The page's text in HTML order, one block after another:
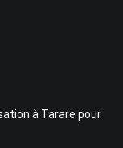
à Tarare pour